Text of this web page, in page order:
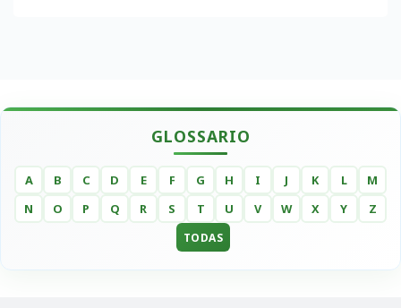
GLOSSARIO
A B C D E F G H I J K L
M
N
O P Q R S T U V W X Y Z
TODAS